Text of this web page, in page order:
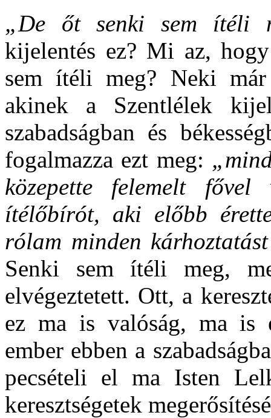
„De őt senki sem ítéli
kijelentés ez? Mi az,
sem ítéli meg? Neki
akinek a Szentlélek
szabadságban és
fogalmazza ezt meg:
közepette felemelt
ítélőbírót, aki előbb
rólam minden
Senki sem ítéli meg,
elvégeztetett. Ott, a
ez ma is valóság, ma is
ember ebben a
pecsételi el ma Isten
keresztségetek